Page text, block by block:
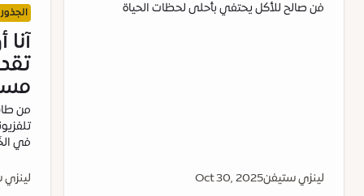
فن صالح للأكل يحتفي بأحلى لحظات الحياة
لينزي ستيفنOct 30, 2025
الجذور
من
في